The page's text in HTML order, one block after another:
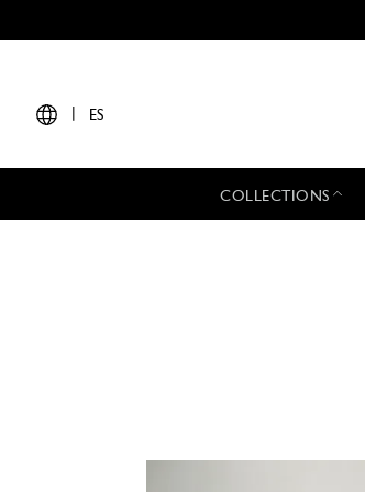
ES
COLLECTIONS